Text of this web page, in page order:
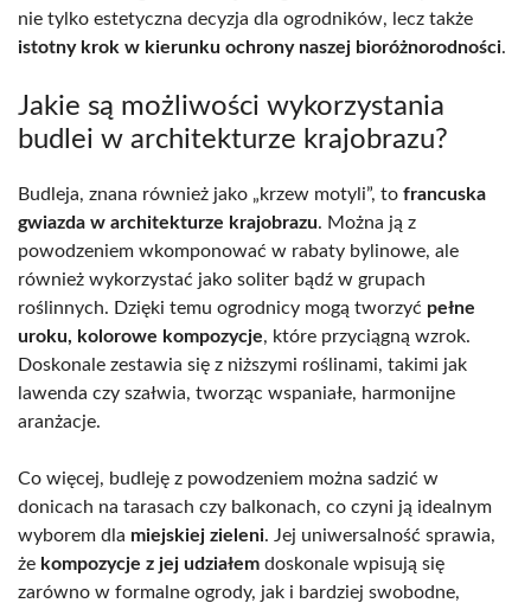
nie tylko estetyczna decyzja dla ogrodników, lecz także
istotny krok w kierunku ochrony naszej bioróżnorodności.
Jakie są możliwości wykorzystania
budlei w architekturze krajobrazu?
Budleja, znana również jako „krzew motyli”, to francuska
gwiazda w architekturze krajobrazu. Można ją z
powodzeniem wkomponować w rabaty bylinowe, ale
również wykorzystać jako soliter bądź w grupach
roślinnych. Dzięki temu ogrodnicy mogą tworzyć pełne
uroku, kolorowe kompozycje, które przyciągną wzrok.
Doskonale zestawia się z niższymi roślinami, takimi jak
lawenda czy szałwia, tworząc wspaniałe, harmonijne
aranżacje.
Co więcej, budleję z powodzeniem można sadzić w
donicach na tarasach czy balkonach, co czyni ją idealnym
wyborem dla miejskiej zieleni. Jej uniwersalność sprawia,
że kompozycje z jej udziałem doskonale wpisują się
zarówno w formalne ogrody, jak i bardziej swobodne,